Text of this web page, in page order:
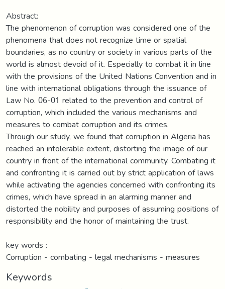
Abstract:
The phenomenon of corruption was considered one of the
phenomena that does not recognize time or spatial
boundaries, as no country or society in various parts of the
world is almost devoid of it. Especially to combat it in line
with the provisions of the United Nations Convention and in
line with international obligations through the issuance of
Law No. 06-01 related to the prevention and control of
corruption, which included the various mechanisms and
measures to combat corruption and its crimes.
Through our study, we found that corruption in Algeria has
reached an intolerable extent, distorting the image of our
country in front of the international community. Combating it
and confronting it is carried out by strict application of laws
while activating the agencies concerned with confronting its
crimes, which have spread in an alarming manner and
distorted the nobility and purposes of assuming positions of
responsibility and the honor of maintaining the trust.
key words :
Corruption - combating - legal mechanisms - measures
Keywords